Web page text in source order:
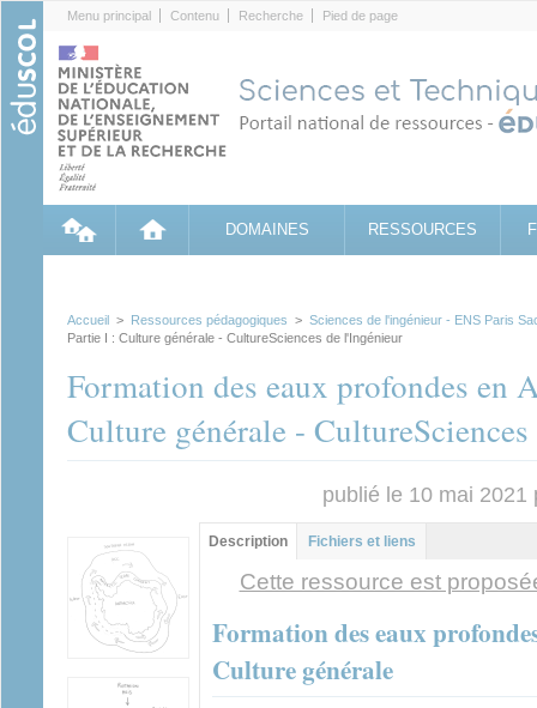
Menu principal Contenu Recherche Pied de page
DOMAINES RESSOURCES
Accueil > Ressources pédagogiques > Sciences de l'ingénieur - ENS Paris
Partie I : Culture générale - CultureSciences de l'Ingénieur
Formation des eaux profondes en
Culture générale -
publié le 10 mai
Contenu principal
Description (onglet
actif)
Fichiers et liens
Cette ressource est
Formation des eaux
Culture générale